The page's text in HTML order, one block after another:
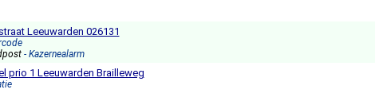
Leeuwarden 026131
- Kazernealarm
prio 1 Leeuwarden Brailleweg